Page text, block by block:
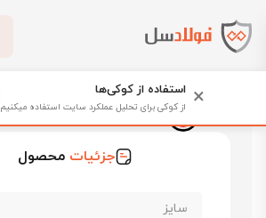
فولادسل
قیمت میلگرد 8 امیرکبیر خزر گرید A3
جزئیات محصول
سایز
× استفاده از کوکی‌ها
از کوکی برای تحلیل عملکرد سایت استفاده میکنیم